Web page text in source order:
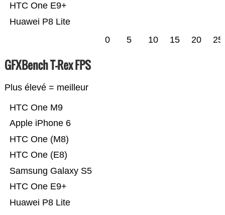
Huawei P8 Lite
HTC One E9+
0 5 10 15 20 25
GFXBench T-Rex FPS
Plus élevé = meilleur
Huawei P8 Lite
HTC One E9+
Samsung Galaxy S5
HTC One (E8)
HTC One (M8)
Apple iPhone 6
HTC One M9